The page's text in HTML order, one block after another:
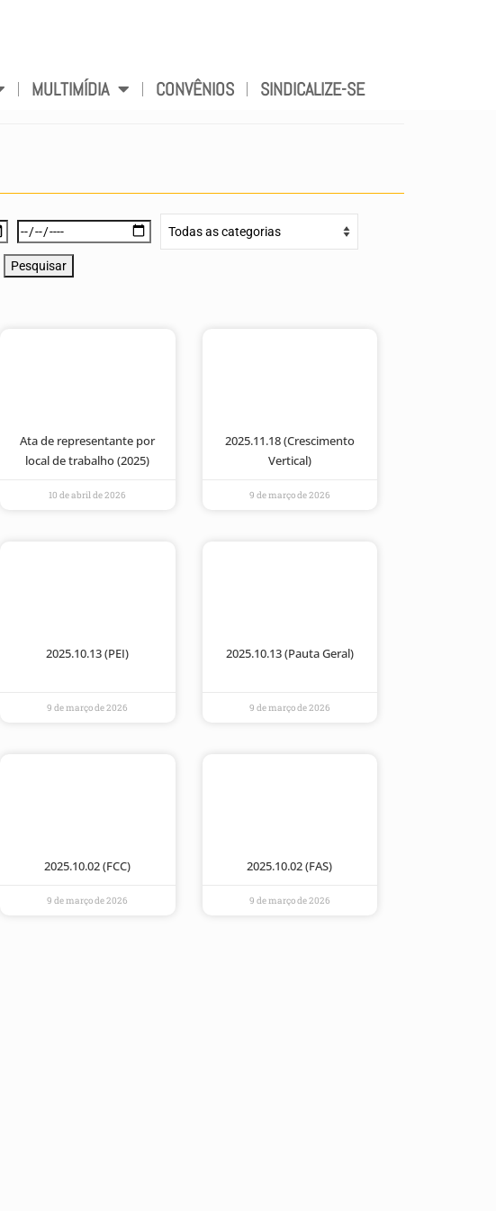
MULTIMÍDIA CONVÊNIOS SINDICALIZE-SE
Ata de representante por
local de trabalho (2025)
10 de abril de 2026
2025.11.18 (Crescimento
Vertical)
9 de março de 2026
2025.10.13 (PEI)
9 de março de 2026
2025.10.13 (Pauta Geral)
9 de março de 2026
2025.10.02 (FCC)
9 de março de 2026
2025.10.02 (FAS)
9 de março de 2026